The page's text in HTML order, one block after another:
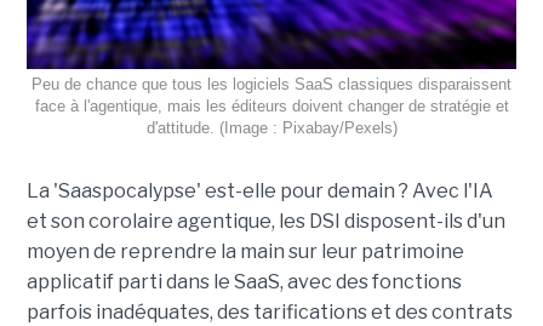
Peu de chance que tous les logiciels SaaS classiques disparaissent
face à l'agentique, mais les éditeurs doivent changer de stratégie et
d'attitude. (Image : Pixabay/Pexels)
La 'Saaspocalypse' est-elle pour demain ? Avec l'IA
et son corolaire agentique, les DSI disposent-ils d'un
moyen de reprendre la main sur leur patrimoine
applicatif parti dans le SaaS, avec des fonctions
parfois inadéquates, des tarifications et des contrats